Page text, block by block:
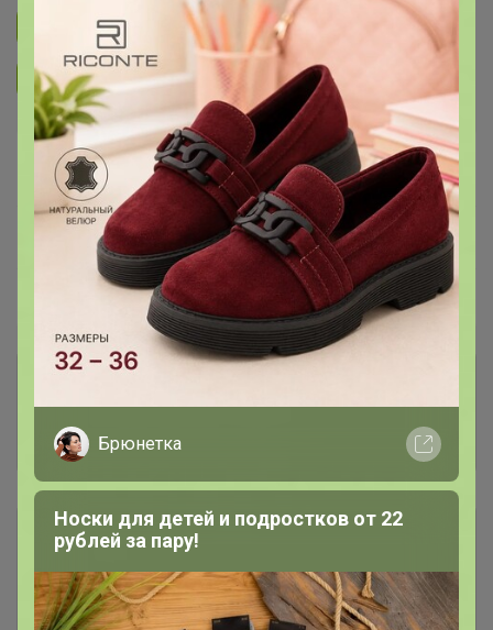
Подписаться на закупку
Подписаться на организатора 6.3K
В архиве
Ожидание ~ 10 дней
9 лотов
Отзывы участников 36.9K
Описание
Условия участия
Брюнетка
Носки для детей и подростков от 22
рублей за пару!